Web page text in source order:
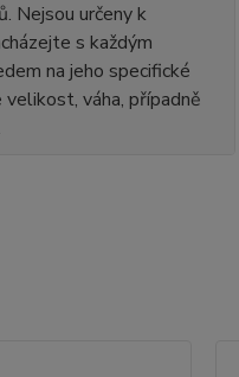
Nejsou určeny k
s každým
na jeho specifické
váha, případně